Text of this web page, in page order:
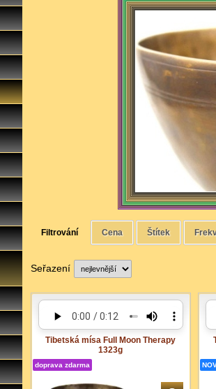
Filtrování Cena Štítek
Seřazení
Tibetská mísa Full Moon Therapy
1323g
doprava zdarma